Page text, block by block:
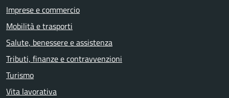
Imprese e commercio
Mobilità e trasporti
Salute, benessere e assistenza
Tributi, finanze e contravvenzioni
Turismo
Vita lavorativa